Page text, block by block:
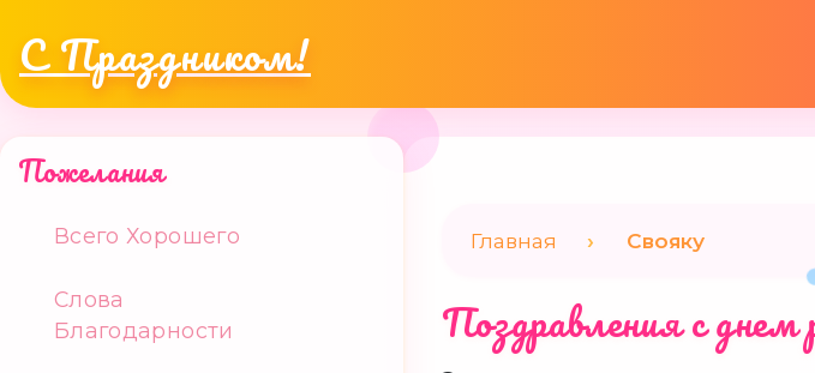
С Праздником!
Главная Свояку
Поздравления с днем
Пожелания
Всего Хорошего
Слова
Благодарности